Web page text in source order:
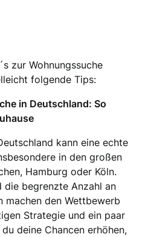
zur Wohnungssuche
folgende Tips:
in Deutschland: So
kann eine echte
in den großen
Hamburg oder Köln.
die begrenzte Anzahl an
machen den Wettbewerb
Strategie und ein paar
deine Chancen erhöhen,